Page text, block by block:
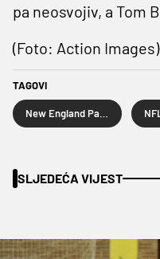
pa neosvojiv, a Tom
(Foto: Action Images)
TAGOVI
SLJEDEĆA VIJEST